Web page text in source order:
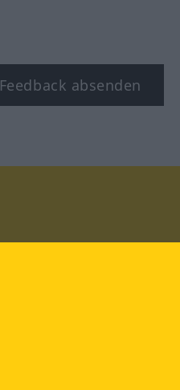
Feedback absenden